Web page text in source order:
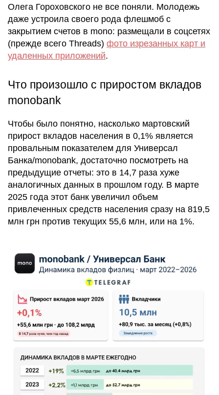
Олега Гороховского не все поняли. Молодежь
даже устроила своего рода флешмоб с
закрытием счетов в mono: размещали в соцсетях
(прежде всего Threads) фото изрезанных карт и
удаленных приложений.
Что произошло с приростом вкладов
monobank
Чтобы было понятно, насколько мартовский
прирост вкладов населения в 0,1% является
провальным показателем для Универсал
Банка/monobank, достаточно посмотреть на
предыдущие отчеты: это в 14,7 раза хуже
аналогичных данных в прошлом году. В марте
2025 года этот банк увеличил объем
привлеченных средств населения сразу на 819,5
млн грн против текущих 55,6 млн, или на 1%.